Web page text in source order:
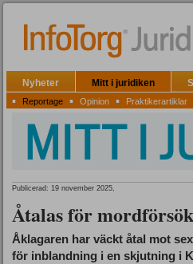
Nyheter Mitt i juridiken
▪ Reportage ▪ Opinion ▪ Praktikerartiklar
Publicerad: 19 november 2025,
Åtalas för
Åklagaren har väckt åtal mot
för inblandning i en skjutning i